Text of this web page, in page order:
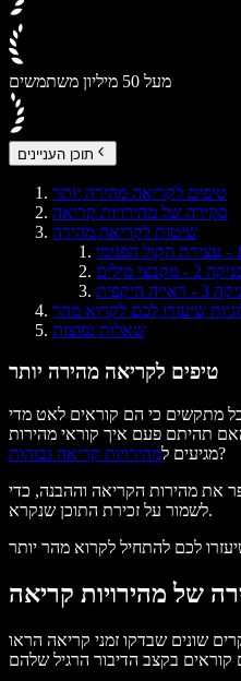
מעל 50 מיליון משתמשים
תוכן העניינים
טיפים לקריאה מהירה יותר
סקירה של מהירויות קריאה
שיטות לקריאה מהירה
- מקבצי מילים
היקפית
שיעזרו לכם לקרוא מהר
שאלות נפוצות
טיפים לקריאה מהירה יותר
מתקשים כי הם קוראים לאט מדי
תהיתם פעם איך קוראי מהירות
מגיעים למהירויות קריאה גבוהות
?
את מהירות הקריאה וההבנה, כדי
לשמור על זכירת התוכן שנקרא.
של מהירויות קריאה
שונים שבדקו זמני קריאה הראו